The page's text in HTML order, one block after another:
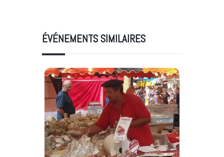
ÉVÉNEMENTS SIMILAIRES